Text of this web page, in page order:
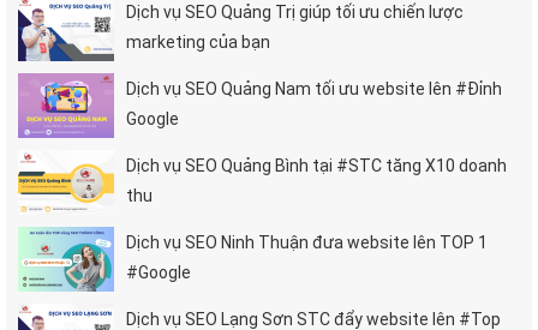
Dịch vụ SEO Quảng Trị giúp tối ưu chiến lược
marketing của bạn
Dịch vụ SEO Quảng Nam tối ưu website lên #Đỉnh
Google
Dịch vụ SEO Quảng Bình tại #STC tăng X10 doanh
thu
Dịch vụ SEO Ninh Thuận đưa website lên TOP 1
#Google
Dịch vụ SEO Lạng Sơn STC đẩy website lên #Top